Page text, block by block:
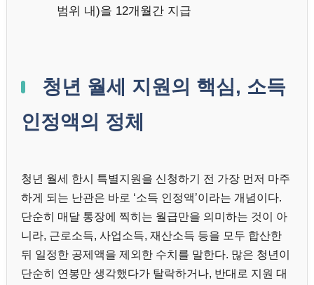
범위 내)을 12개월간 지급
청년 월세 지원의 핵심, 소득
인정액의 정체
청년 월세 한시 특별지원을 신청하기 전 가장 먼저 마주
하게 되는 난관은 바로 ‘소득 인정액’이라는 개념이다.
단순히 매달 통장에 찍히는 월급만을 의미하는 것이 아
니라, 근로소득, 사업소득, 재산소득 등을 모두 합산한
뒤 일정한 공제액을 제외한 수치를 말한다. 많은 청년이
단순히 연봉만 생각했다가 탈락하거나, 반대로 지원 대